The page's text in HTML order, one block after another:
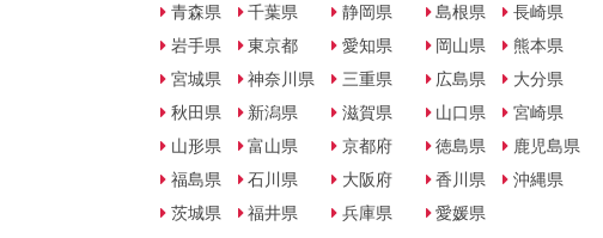
青森県
岩手県
宮城県
秋田県
山形県
福島県
茨城県
千葉県
東京都
神奈川県
新潟県
富山県
石川県
福井県
静岡県
愛知県
三重県
滋賀県
京都府
大阪府
兵庫県
島根県
岡山県
広島県
山口県
徳島県
香川県
愛媛県
長崎県
熊本県
大分県
宮崎県
鹿児島県
沖縄県